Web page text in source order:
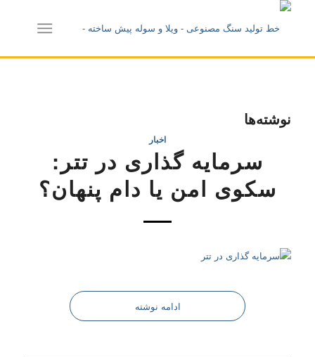
نوشته‌ها
اخبار
سرمایه ‌گذاری در تتر:
سکوی امن یا دام پنهان؟
ادامه نوشته